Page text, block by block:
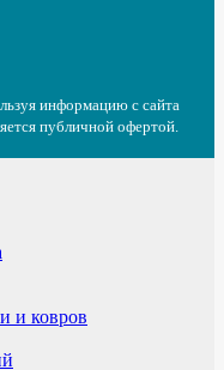
информацию с сайта
публичной офертой.
и ковров